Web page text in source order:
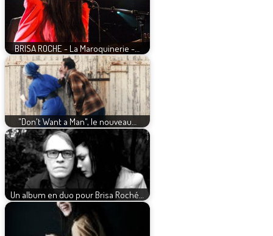
BRISA ROCHE - La Maroquinerie -…
"Don't Want a Man", le nouveau…
Un album en duo pour Brisa Roché…